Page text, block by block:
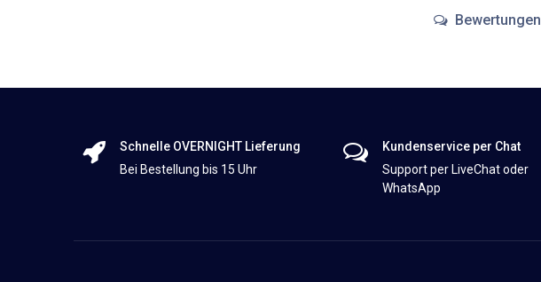
Bewertungen
Schnelle OVERNIGHT Lieferung
Bei Bestellung bis 15 Uhr
Kundenservice per Chat
Support per LiveChat oder
WhatsApp